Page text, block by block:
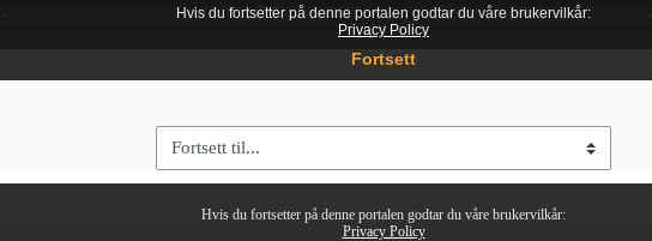
Hvis du fortsetter på denne portalen godtar du våre brukervilkår:
Privacy Policy
Fortsett til...